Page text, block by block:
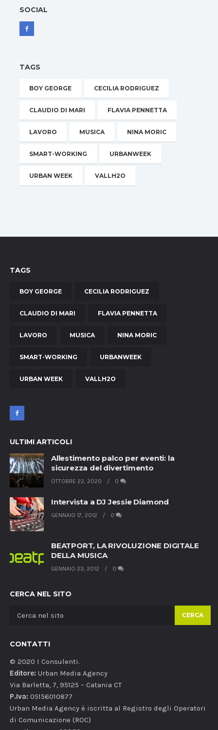
SOCIAL
TAGS
BOY GEORGE CECILIA RODRIGUEZ
CLAUDIO DI MARI FLAVIA PENNETTA
LAVORO MUSICA NINA MORIC
SMART-WORKING URBANWEEK
URBAN WEEK VALLH2O
TAGS
BOY GEORGE CECILIA RODRIGUEZ
CLAUDIO DI MARI FLAVIA PENNETTA
LAVORO MUSICA NINA MORIC
SMART-WORKING URBANWEEK
URBAN WEEK VALLH2O
ULTIMI ARTICOLI
Allestimento palco per eventi: la
sicurezza del divertimento
OTTOBRE 22, 2020 0
Intervista a DJ Jessie Diamond
GENNAIO 17, 2012 0
BEATPORT, LA RIVOLUZIONE DIGITALE
DELLA MUSICA
GENNAIO 23, 2012 0
CERCA NEL SITO
CERCA
CONTATTI
© 2020 I Consulenti.
Editore: Urban Media Agency
Via Barletta, 7, 95125 – Catania CT
P.Iva: 05156010877
Urban Media Agency è iscritta al Registro degli Operatori
di Comunicazione (ROC)